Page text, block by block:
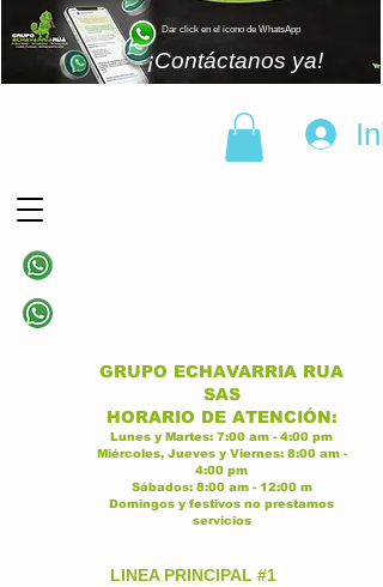
Dar click en el icono de WhatsApp
¡Contáctanos ya!
GRUPO ECHAVARRIA RUA
SAS
HORARIO DE ATENCIÓN:
Lunes y Martes: 7:00 am - 4:00 pm
Miércoles, Jueves y Viernes: 8:00 am -
4:00 pm
Sábados: 8:00 am - 12:00 m
Domingos y festivos no prestamos
servicios
LINEA PRINCIPAL #1